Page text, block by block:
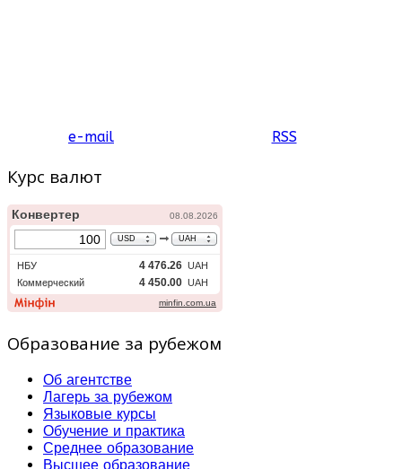
e-mail RSS
Курс валют
Образование за рубежом
Об агентстве
Лагерь за рубежом
Языковые курсы
Обучение и практика
Среднее образование
Высшее образование